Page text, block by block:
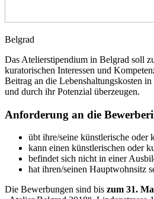
Belgrad
Das Atelierstipendium in Belgrad soll
kuratorischen Interessen und
Beitrag an die Lebenshaltungskosten
und durch ihr Potenzial überzeugen.
Anforderung an die
übt ihre/seine künstlerische
kann einen künstlerischen oder
befindet sich nicht in einer
hat ihren/seinen Hauptwohnsitz
Die Bewerbungen sind bis zum 31.